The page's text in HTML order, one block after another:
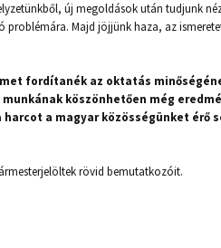
új megoldások után tudjunk
Majd jöjjünk haza, az
fordítanék az oktatás
köszönhetően még
a magyar közösségünket érő
rövid bemutatkozóit.